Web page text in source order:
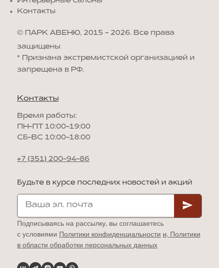
Контакты
© ПАРК АВЕНЮ, 2015 - 2026. Все права
защищены
* Признана экстремистской организацией и
запрещена в РФ.
Контакты
Время работы:
ПН-ПТ 10:00-19:00
СБ-ВС 10:00-18:00
+7 (351) 200-94-86
Будьте в курсе последних новостей и акций
Подписываясь на рассылку, вы соглашаетесь
с условиями Политики конфиденциальности и, Политики
в области обработки персональных данных